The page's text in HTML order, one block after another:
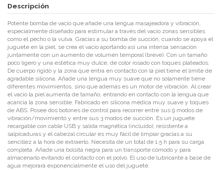
Descripción
Potente bomba de vacío que añade una lengua masajeadora y vibración,
especialmente diseñado para estimular a través del vacío zonas sensibles
como el pecho o la vulva. Gracias a su bomba de succión, cuando se apoya el
juguete en la piel, se crea el vacío aportando así una intensa sensación
juntamente con un aumento de volumen temporal (breve). Con un tamaño
poco ligero y una estética muy dulce, de color rosado con toques plateados.
De cuerpo rígido y la zona que entra en contacto con la piel tiene el límite de
agradable silicona. Añade una lengua muy suave que no solamente tiene
diferentes movimientos, sino que además es un motor de vibración. Al crear
el vacío la piel aumenta de tamaño, entrando en contacto con la lengua que
acaricia la zona sensible. Fabricado en silicona médica muy suave y toques
de ABS. Posee dos botones de control para recorrer entre sus 9 modos de
vibración/movimiento y entre sus 3 modos de succión. Es un juguete
recargable con cable USB y salida magnética (incluido), resistente a
salpicaduras y el cabezal circular es muy fácil de limpiar gracias a su
sencillez a la hora de extraerlo. Necesita de un total de 1.5 h para su carga
completa. Añade una bolsita negra para un transporte cómodo y para
almacenarlo evitando el contacto con el polvo. El uso de lubricante a base de
agua mejorará exponencialmente el uso del juguete.